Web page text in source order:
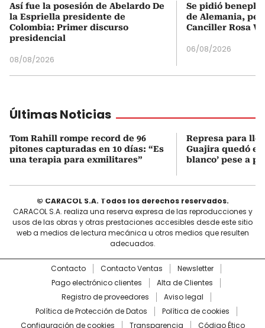
Así fue la posesión de Abelardo De
la Espriella presidente de
Colombia: Primer discurso
presidencial
08/08/2026
Se pidió
de Alemania,
Canciller Rosa
06/08/2026
Últimas Noticias
Tom Rahill rompe record de 96
pitones capturadas en 10 días: “Es
una terapia para exmilitares”
Represa para
Guajira quedó en
blanco’ pese a
© CARACOL S.A. Todos los derechos reservados.
CARACOL S.A. realiza una reserva expresa de las reproducciones y
usos de las obras y otras prestaciones accesibles desde este sitio
web a medios de lectura mecánica u otros medios que resulten
adecuados.
Contacto Contacto Ventas
Newsletter
Pago electrónico clientes
Alta de Clientes
Registro de proveedores
Aviso legal
Política de Protección de Datos
Política de cookies
Configuración de cookies
Transparencia Código Ético